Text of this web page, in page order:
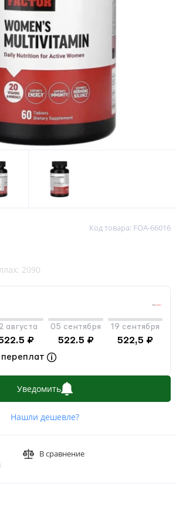
Код товара: FOA-66016
2090
августа
₽
05 сентября
522.5 ₽
19 сентября
522,5 ₽
Уведомить
Нашли дешевле?
В сравнение